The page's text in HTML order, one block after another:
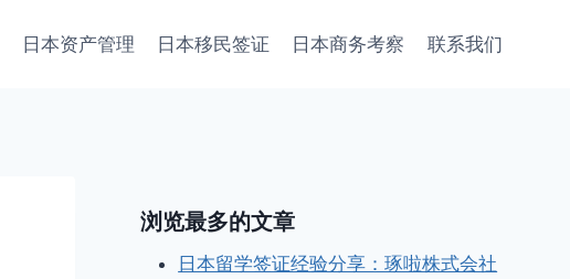
日本资产管理 日本移民签证 日本商务考察 联系我们
浏览最多的文章
日本留学签证经验分享：琢啦株式会社